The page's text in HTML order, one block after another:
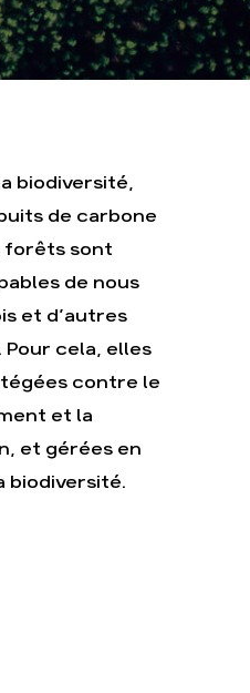
Finance
Multinationales
Forêts
Groupes
locaux
biodiversité,
de carbone
forêts sont
de nous
et d’autres
cela, elles
contre le
et la
et gérées en
biodiversité.